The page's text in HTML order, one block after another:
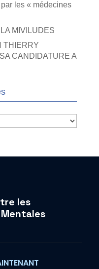
les « médecines
MIVILUDES
THIERRY
CANDIDATURE A
les